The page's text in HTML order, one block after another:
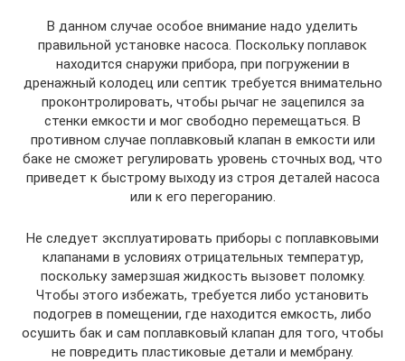
В данном случае особое внимание надо уделить
правильной установке насоса. Поскольку поплавок
находится снаружи прибора, при погружении в
дренажный колодец или септик требуется внимательно
проконтролировать, чтобы рычаг не зацепился за
стенки емкости и мог свободно перемещаться. В
противном случае поплавковый клапан в емкости или
баке не сможет регулировать уровень сточных вод, что
приведет к быстрому выходу из строя деталей насоса
или к его перегоранию.
Не следует эксплуатировать приборы с поплавковыми
клапанами в условиях отрицательных температур,
поскольку замерзшая жидкость вызовет поломку.
Чтобы этого избежать, требуется либо установить
подогрев в помещении, где находится емкость, либо
осушить бак и сам поплавковый клапан для того, чтобы
не повредить пластиковые детали и мембрану.